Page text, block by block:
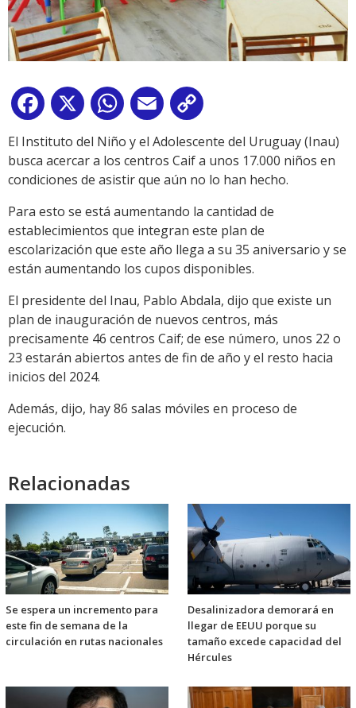
Facebook
X WhatsApp
Email
Link
El Instituto del Niño y el Adolescente del Uruguay (Inau)
busca acercar a los centros Caif a unos 17.000 niños en
condiciones de asistir que aún no lo han hecho.
Para esto se está aumentando la cantidad de
establecimientos que integran este plan de
escolarización que este año llega a su 35 aniversario y se
están aumentando los cupos disponibles.
El presidente del Inau, Pablo Abdala, dijo que existe un
plan de inauguración de nuevos centros, más
precisamente 46 centros Caif; de ese número, unos 22 o
23 estarán abiertos antes de fin de año y el resto hacia
inicios del 2024.
Además, dijo, hay 86 salas móviles en proceso de
ejecución.
Relacionadas
Se espera un incremento para
este fin de semana de la
circulación en rutas nacionales
Desalinizadora demorará en
llegar de EEUU porque su
tamaño excede capacidad del
Hércules